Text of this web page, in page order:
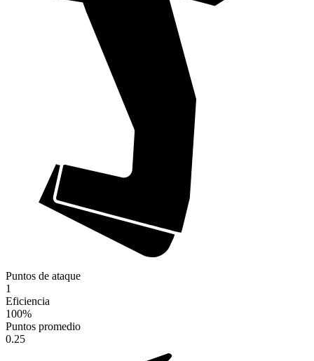
Puntos de ataque
1
Eficiencia
100%
Puntos promedio
0.25